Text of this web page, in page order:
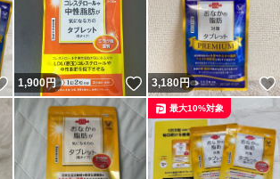
いいね！
1,900円 いいね！
3,180円
最大10%対象